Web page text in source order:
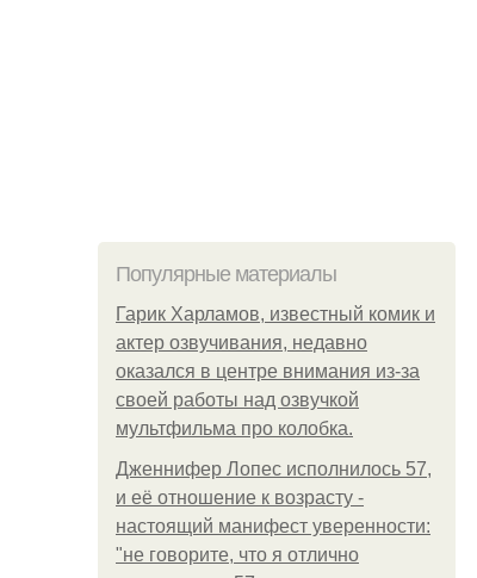
Популярные материалы
Гарик Харламов, известный комик и
актер озвучивания, недавно
оказался в центре внимания из-за
своей работы над озвучкой
мультфильма про колобка.
Дженнифер Лопес исполнилось 57,
и её отношение к возрасту -
настоящий манифест уверенности:
"не говорите, что я отлично